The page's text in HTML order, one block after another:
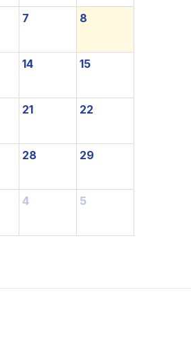
7 8
14 15
21 22
28 29
4 5